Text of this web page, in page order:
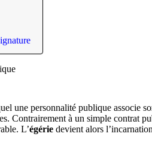
une personnalité publique associe
Contrairement à un simple contrat
L’égérie devient alors